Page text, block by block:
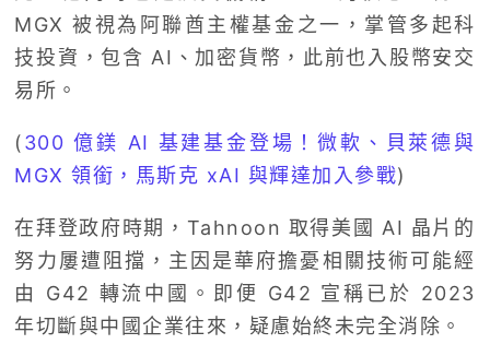
MGX 被視為阿聯酋主權基金之一，掌管多起科
技投資，包含 AI、加密貨幣，此前也入股幣安交
易所。
(300 億鎂 AI 基建基金登場！微軟、貝萊德與
MGX 領銜，馬斯克 xAI 與輝達加入參戰)
在拜登政府時期，Tahnoon 取得美國 AI 晶片的
努力屢遭阻擋，主因是華府擔憂相關技術可能經
由 G42 轉流中國。即便 G42 宣稱已於 2023
年切斷與中國企業往來，疑慮始終未完全消除。